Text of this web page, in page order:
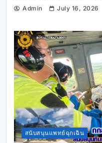
Admin July 16, 2026
สนับสนุนแพทย์ฉุกเฉิน